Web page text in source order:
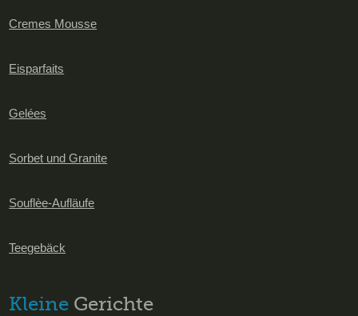
Cremes Mousse
Eisparfaits
Gelées
Sorbet und Granite
Souflèe-Aufläufe
Teegebäck
Kleine Gerichte